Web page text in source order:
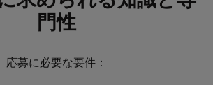
門性
応募に必要な要件：